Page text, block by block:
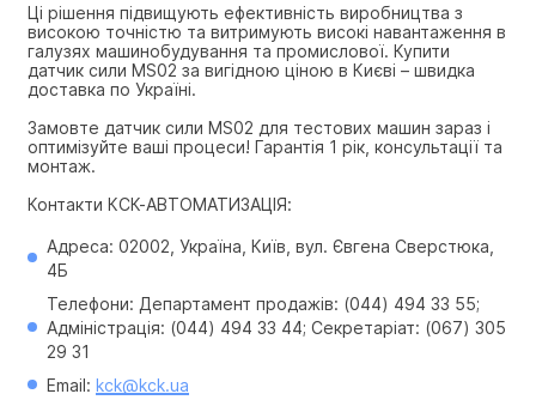
Ці рішення підвищують ефективність виробництва з
високою точністю та витримують високі навантаження в
галузях машинобудування та промислової. Купити
датчик сили MS02 за вигідною ціною в Києві – швидка
доставка по Україні.
Замовте датчик сили MS02 для тестових машин зараз і
оптимізуйте ваші процеси! Гарантія 1 рік, консультації та
монтаж.
Контакти КСК-АВТОМАТИЗАЦІЯ:
Адреса: 02002, Україна, Київ, вул. Євгена Сверстюка,
4Б
Телефони: Департамент продажів: (044) 494 33 55;
Адміністрація: (044) 494 33 44; Секретаріат: (067) 305
29 31
Email: kck@kck.ua